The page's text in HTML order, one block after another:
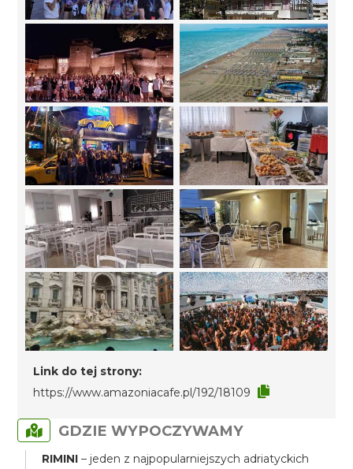
Link do tej strony:
https://www.amazoniacafe.pl/192/18109
GDZIE WYPOCZYWAMY
RIMINI– jeden z najpopularniejszych adriatyckich